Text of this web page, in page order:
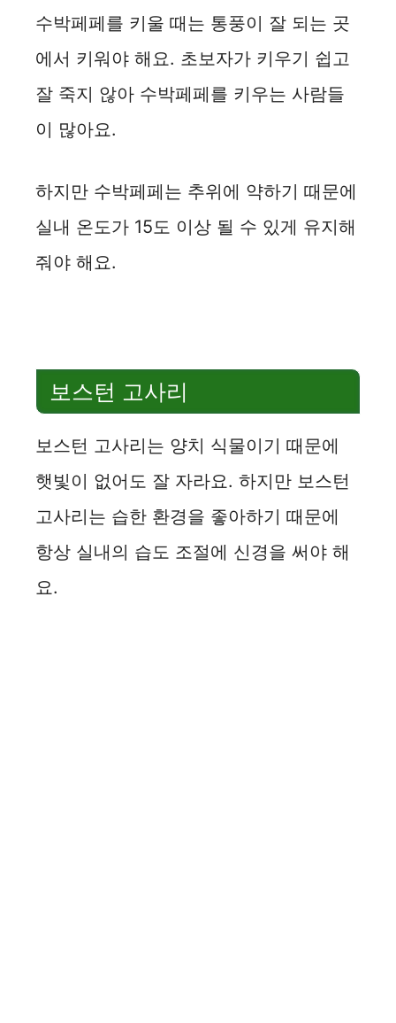
수박페페를 키울 때는 통풍이 잘 되는 곳
에서 키워야 해요. 초보자가 키우기 쉽고
잘 죽지 않아 수박페페를 키우는 사람들
이 많아요.
하지만 수박페페는 추위에 약하기 때문에
실내 온도가 15도 이상 될 수 있게 유지해
줘야 해요.
보스턴 고사리
보스턴 고사리는 양치 식물이기 때문에
햇빛이 없어도 잘 자라요. 하지만 보스턴
고사리는 습한 환경을 좋아하기 때문에
항상 실내의 습도 조절에 신경을 써야 해
요.